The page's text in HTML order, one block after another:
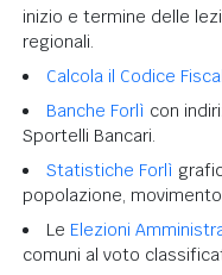
inizio e termine delle
regionali.
Calcola il Codice
Banche Forlì con
Sportelli Bancari.
Statistiche Forlì
popolazione,
Le Elezioni
comuni al voto